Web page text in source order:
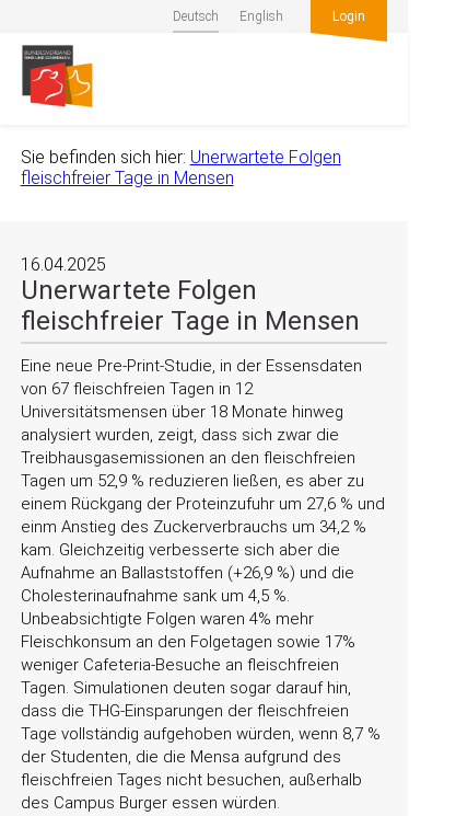
Deutsch English Login
Sie befinden sich hier: Unerwartete Folgen
fleischfreier Tage in Mensen
16.04.2025
Unerwartete Folgen
fleischfreier Tage in Mensen
Eine neue Pre-Print-Studie, in der Essensdaten
von 67 fleischfreien Tagen in 12
Universitätsmensen über 18 Monate hinweg
analysiert wurden, zeigt, dass sich zwar die
Treibhausgasemissionen an den fleischfreien
Tagen um 52,9 % reduzieren ließen, es aber zu
einem Rückgang der Proteinzufuhr um 27,6 % und
einm Anstieg des Zuckerverbrauchs um 34,2 %
kam. Gleichzeitig verbesserte sich aber die
Aufnahme an Ballaststoffen (+26,9 %) und die
Cholesterinaufnahme sank um 4,5 %.
Unbeabsichtigte Folgen waren 4% mehr
Fleischkonsum an den Folgetagen sowie 17%
weniger Cafeteria-Besuche an fleischfreien
Tagen. Simulationen deuten sogar darauf hin,
dass die THG-Einsparungen der fleischfreien
Tage vollständig aufgehoben würden, wenn 8,7 %
der Studenten, die die Mensa aufgrund des
fleischfreien Tages nicht besuchen, außerhalb
des Campus Burger essen würden.